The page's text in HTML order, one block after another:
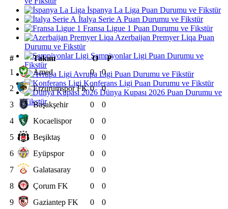
İspanya La Liga Puan Durumu ve Fikstür
İtalya Serie A Puan Durumu ve Fikstür
Fransa Ligue 1 Puan Durumu ve Fikstür
Azerbaijan Premyer Liqa Puan
Durumu ve Fikstür
Şampiyonlar Ligi Puan Durumu ve
Fikstür
Avrupa Ligi Puan Durumu ve Fikstür
Konferans Ligi Puan Durumu ve Fikstür
Dünya Kupası 2026 Puan Durumu ve
Fikstür
# Takım O
P
1
Amed 0
0
2
Erzurumspor FK 0
0
3
Başakşehir 0
0
4
Kocaelispor 0
0
5
Beşiktaş 0
0
6
Eyüpspor 0
0
7
Galatasaray 0
0
8
Çorum FK 0
0
9
Gaziantep FK 0
0